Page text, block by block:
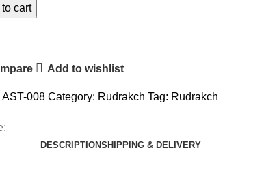
cart
Add to wishlist
AST-008 Category: Rudrakch Tag: Rudrakch
DESCRIPTIONSHIPPING & DELIVERY